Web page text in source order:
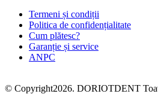
Termeni și condiții
Politica de confidențialitate
Cum plătesc?
Garanție și service
ANPC
© Copyright2026. DORIOTDENT